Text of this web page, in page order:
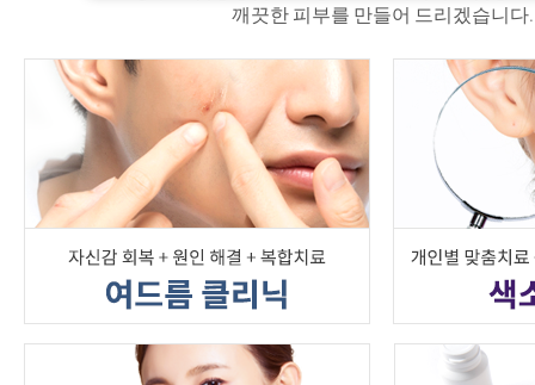
깨끗한 피부를 만들어 드리겠습니다.